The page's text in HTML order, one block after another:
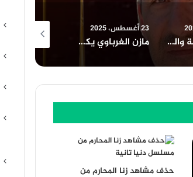
مازن الغرباوي يكشف عن قوام اللجنة العليا لمهرجان شرم الشيخ الدولي للمسرح الشبابي
23 أغسطس، 2025
حذف مشاهد زنا المحارم من